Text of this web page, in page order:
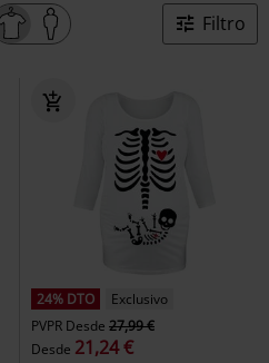
Filtro
24% DTO
Exclusivo
PVPR Desde 27,99 €
Desde 21,24 €